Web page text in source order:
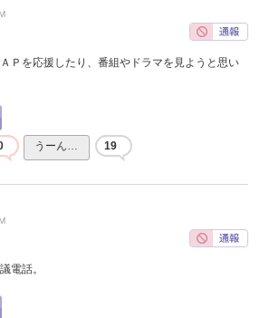
Ｐを応援したり、番組やドラマを見ようと思い
うーん… 19
電話。